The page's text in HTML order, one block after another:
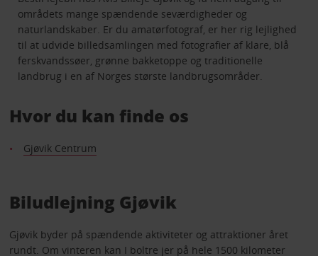
områdets mange spændende seværdigheder og
naturlandskaber. Er du amatørfotograf, er her rig lejlighed
til at udvide billedsamlingen med fotografier af klare, blå
ferskvandssøer, grønne bakketoppe og traditionelle
landbrug i en af Norges største landbrugsområder.
Hvor du kan finde os
Gjøvik Centrum
Biludlejning Gjøvik
Gjøvik byder på spændende aktiviteter og attraktioner året
rundt. Om vinteren kan I boltre jer på hele 1500 kilometer